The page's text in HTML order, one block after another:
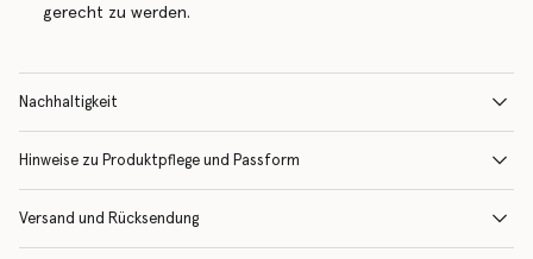
gerecht zu werden.
Nachhaltigkeit
Hinweise zu Produktpflege und Passform
Versand und Rücksendung